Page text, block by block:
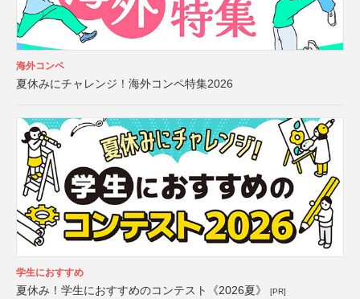
海外コンペ
夏休みにチャレンジ！海外コンペ特集2026
学生におすすめ
夏休み！学生におすすめのコンテスト《2026夏》 [PR]